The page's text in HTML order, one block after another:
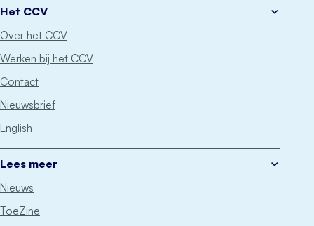
Het CCV
Over het CCV
Werken bij het CCV
Contact
Nieuwsbrief
English
Lees meer
Nieuws
ToeZine